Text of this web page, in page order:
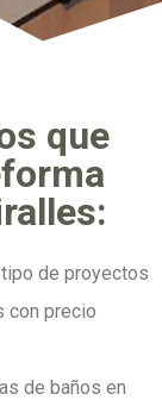
que
de proyectos
con precio
de baños en